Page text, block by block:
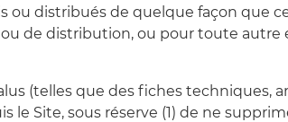
distribués de quelque façon que
de distribution, ou pour toute
(telles que des fiches techniques,
Site, sous réserve (1) de ne